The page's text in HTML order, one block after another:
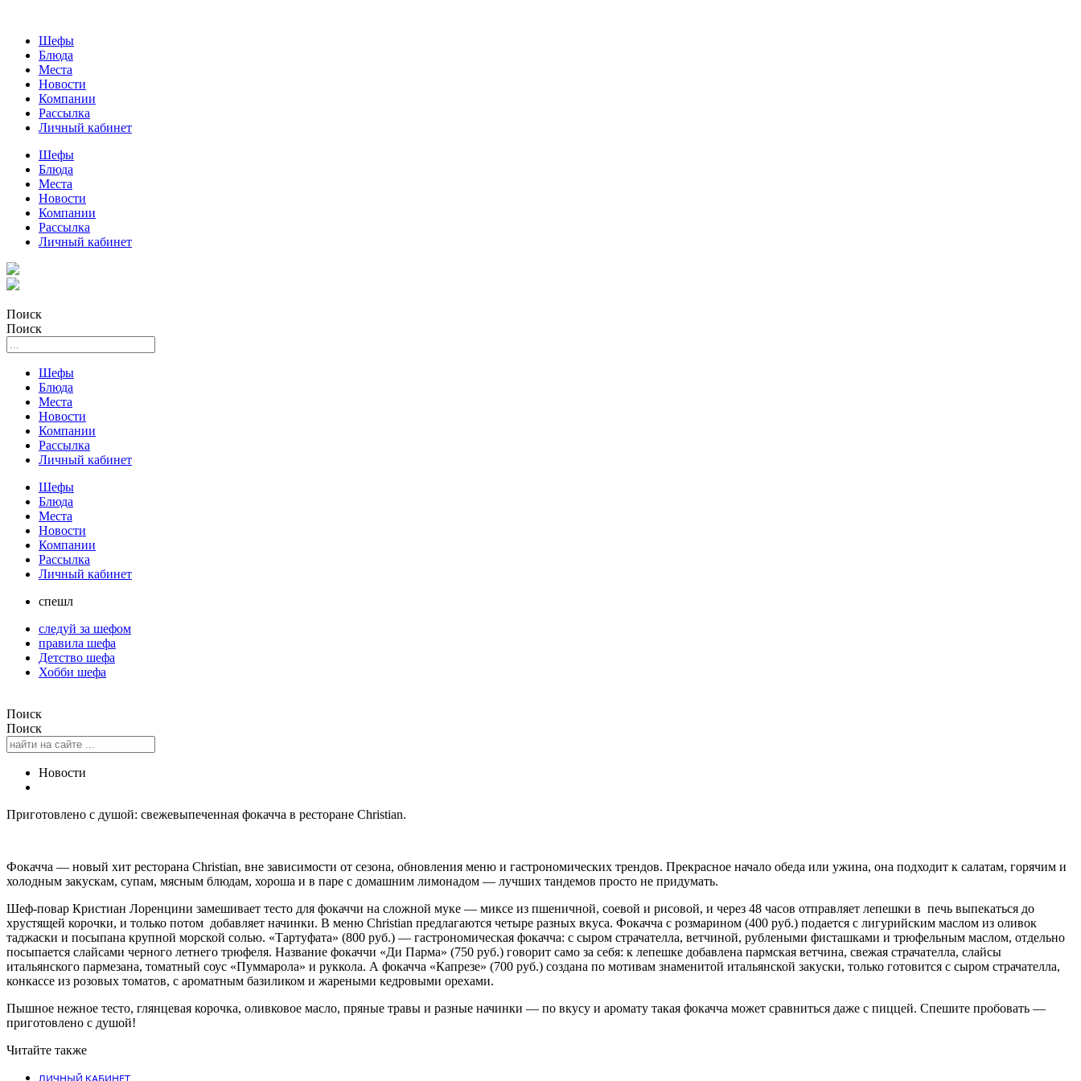
Шефы
Блюда
Места
Новости
Компании
Рассылка
Личный кабинет
Шефы
Блюда
Места
Новости
Компании
Рассылка
Личный кабинет
Поиск
Поиск
Шефы
Блюда
Места
Новости
Компании
Рассылка
Личный кабинет
Шефы
Блюда
Места
Новости
Компании
Рассылка
Личный кабинет
спешл
следуй за шефом
правила шефа
Детство шефа
Хобби шефа
Поиск
Поиск
Новости
Приготовлено с душой: свежевыпеченная фокачча в ресторане Christian.
Фокачча — новый хит ресторана Christian, вне зависимости от сезона, обновления меню и гастрономических трендов. Прекрасное начало обеда или ужина, она подходит к салатам, горячим и
холодным закускам, супам, мясным блюдам, хороша и в паре с домашним лимонадом — лучших тандемов просто не придумать.
Шеф-повар Кристиан Лоренцини замешивает тесто для фокаччи на сложной муке — миксе из пшеничной, соевой и рисовой, и через 48 часов отправляет лепешки в печь выпекаться до
хрустящей корочки, и только потом добавляет начинки. В меню Christian предлагаются четыре разных вкуса. Фокачча с розмарином (400 руб.) подается с лигурийским маслом из оливок
таджаски и посыпана крупной морской солью. «Тартуфата» (800 руб.) — гастрономическая фокачча: с сыром страчателла, ветчиной, рублеными фисташками и трюфельным маслом, отдельно
посыпается слайсами черного летнего трюфеля. Название фокаччи «Ди Парма» (750 руб.) говорит само за себя: к лепешке добавлена пармская ветчина, свежая страчателла, слайсы
итальянского пармезана, томатный соус «Пуммарола» и руккола. А фокачча «Капрезе» (700 руб.) создана по мотивам знаменитой итальянской закуски, только готовится с сыром страчателла,
конкассе из розовых томатов, с ароматным базиликом и жареными кедровыми орехами.
Пышное нежное тесто, глянцевая корочка, оливковое масло, пряные травы и разные начинки — по вкусу и аромату такая фокачча может сравниться даже с пиццей. Спешите пробовать —
приготовлено с душой!
Читайте также
ЛИЧНЫЙ КАБИНЕТ